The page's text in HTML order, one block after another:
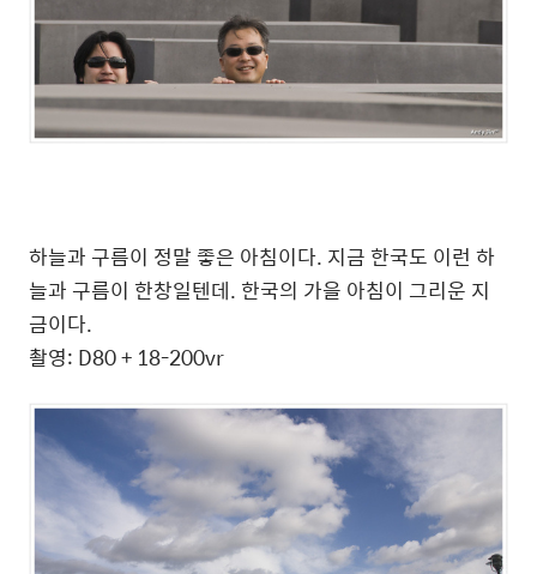
하늘과 구름이 정말 좋은 아침이다. 지금 한국도 이런 하
늘과 구름이 한창일텐데. 한국의 가을 아침이 그리운 지
금이다.
촬영: D80 + 18-200vr